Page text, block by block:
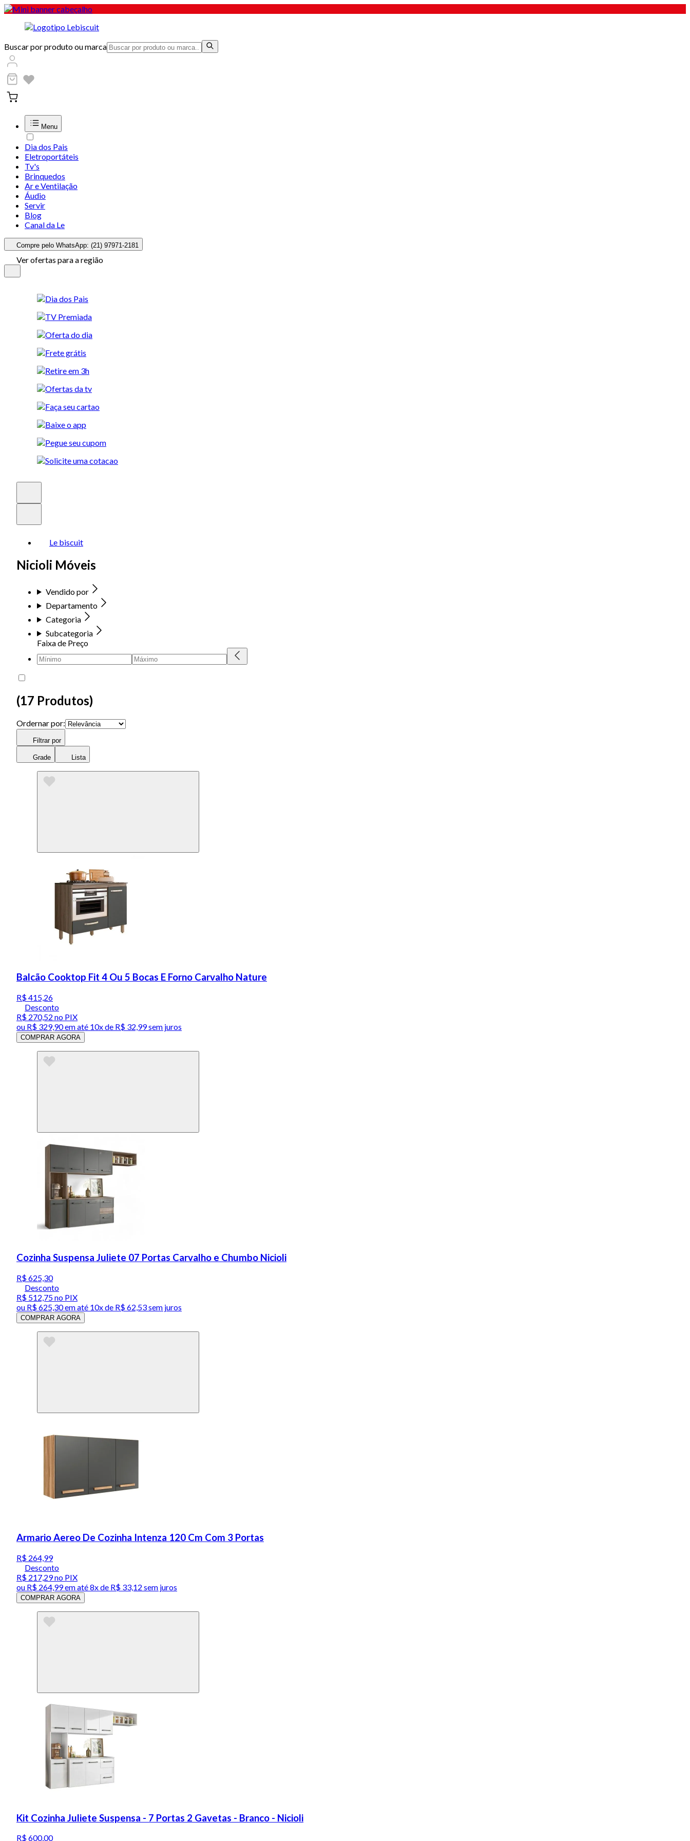
Buscar por produto ou marca
Menu
Dia dos Pais
Eletroportáteis
Tv's
Brinquedos
Ar e Ventilação
Áudio
Servir
Blog
Canal da Le
Compre pelo WhatsApp: (21) 97971-2181
Ver ofertas para a região
Le biscuit
Nicioli Móveis
Vendido por
Departamento
Categoria
Subcategoria
Faixa de Preço
(17 Produtos)
Ordernar por:
Filtrar por
Grade Lista
Balcão Cooktop Fit 4 Ou 5 Bocas E Forno Carvalho Nature
R$ 415,26
Desconto
R$ 270,52 no PIX
ou R$ 329,90em até 10x de R$ 32,99 sem juros
COMPRAR AGORA
Cozinha Suspensa Juliete 07 Portas Carvalho e Chumbo Nicioli
R$ 625,30
Desconto
R$ 512,75no PIX
ou R$ 625,30em até 10x de R$ 62,53 sem juros
COMPRAR AGORA
Armario Aereo De Cozinha Intenza 120 Cm Com 3 Portas
R$ 264,99
Desconto
R$ 217,29no PIX
ou R$ 264,99em até8x de R$ 33,12 sem juros
COMPRAR AGORA
Kit Cozinha Juliete Suspensa - 7 Portas 2 Gavetas - Branco - Nicioli
R$ 600,00